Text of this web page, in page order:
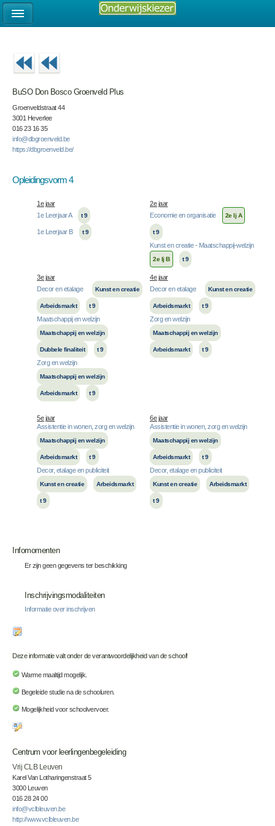
BuSO Don Bosco Groenveld Plus
Groenveldstraat 44
3001 Heverlee
016 23 16 35
info@dbgroenveld.be
https://dbgroenveld.be/
Opleidingsvorm 4
1e jaar
2e jaar
1e Leerjaar A
t 9
1e Leerjaar B t 9
Economie en organisatie 2e lj A
t 9
Kunst en creatie - Maatschappij-welzijn
2e lj B t 9
3e jaar
4e jaar
Decor en etalage
Kunst en creatie
Arbeidsmarkt t 9
Maatschappij en welzijn
Maatschappij en welzijn
Dubbele finaliteit t 9
Zorg en welzijn
Maatschappij en welzijn
Arbeidsmarkt t 9
Decor en etalage Kunst en creatie
Arbeidsmarkt t 9
Zorg en welzijn
Maatschappij en welzijn
Arbeidsmarkt t 9
5e jaar
6e jaar
Assistentie in wonen, zorg en welzijn
Maatschappij en welzijn
Arbeidsmarkt t 9
Decor, etalage en publiciteit
Kunst en creatie Arbeidsmarkt
t 9
Assistentie in wonen, zorg en welzijn
Maatschappij en welzijn
Arbeidsmarkt t 9
Decor, etalage en publiciteit
Kunst en creatie Arbeidsmarkt
t 9
Infomomenten
Er zijn geen gegevens ter beschikking
Inschrijvingsmodaliteiten
Informatie over inschrijven
Deze informatie valt onder de verantwoordelijkheid van de school!
Warme maaltijd mogelijk.
Begeleide studie na de schooluren.
Mogelijkheid voor schoolvervoer.
Centrum voor leerlingenbegeleiding
Vrij CLB Leuven
Karel Van Lotharingenstraat 5
3000 Leuven
016 28 24 00
info@vclbleuven.be
http://www.vclbleuven.be